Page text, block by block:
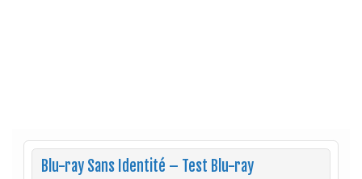
Blu-ray Sans Identité – Test Blu-ray